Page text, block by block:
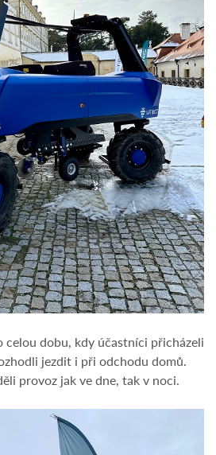
celou dobu, kdy účastníci přicházeli
jezdit i při odchodu domů.
provoz jak ve dne, tak v noci.